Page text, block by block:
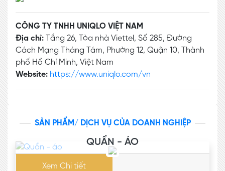
CÔNG TY TNHH UNIQLO VIỆT NAM
Địa chỉ: Tầng 26, Tòa nhà Viettel, Số 285, Đường
Cách Mạng Tháng Tám, Phường 12, Quận 10, Thành
phố Hồ Chí Minh, Việt Nam
Website: https://www.uniqlo.com/vn
SẢN PHẨM/ DỊCH VỤ CỦA DOANH NGHIỆP
QUẦN - ÁO
Xem Chi tiết